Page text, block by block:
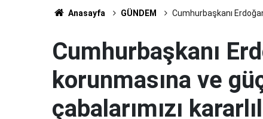
Anasayfa GÜNDEM Cumhurbaşkanı
Cumhurbaşkanı
korunmasına ve
çabalarımızı